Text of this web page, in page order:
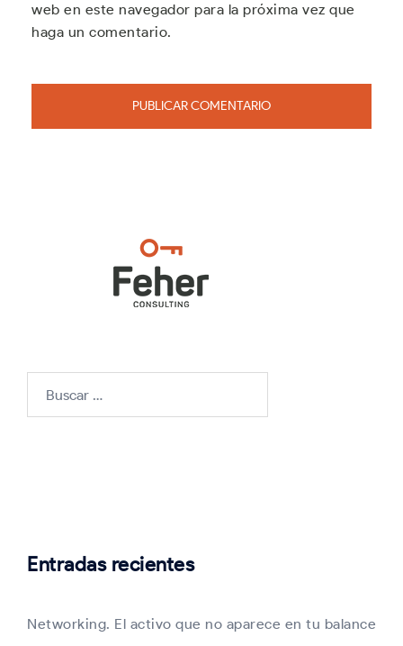
web en este navegador para la próxima vez que
haga un comentario.
Entradas recientes
Networking. El activo que no aparece en tu balance